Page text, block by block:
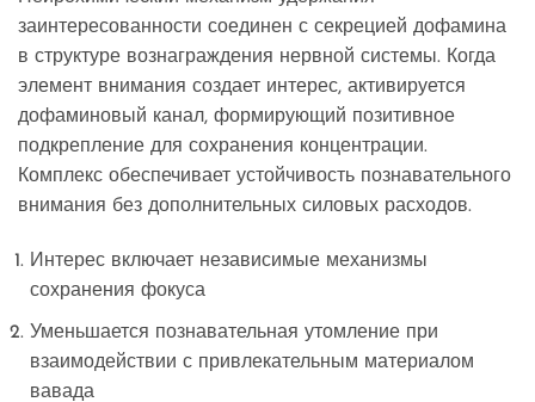
заинтересованности соединен с секрецией дофамина
в структуре вознаграждения нервной системы. Когда
элемент внимания создает интерес, активируется
дофаминовый канал, формирующий позитивное
подкрепление для сохранения концентрации.
Комплекс обеспечивает устойчивость познавательного
внимания без дополнительных силовых расходов.
Интерес включает независимые механизмы
сохранения фокуса
Уменьшается познавательная утомление при
взаимодействии с привлекательным материалом
вавада